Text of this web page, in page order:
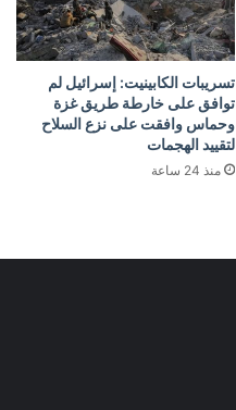
تسريبات الكابينيت: إسرائيل لم
توافق على خارطة طريق غزة
وحماس وافقت على نزع السلاح
لتقييد الهجمات
منذ 24 ساعة